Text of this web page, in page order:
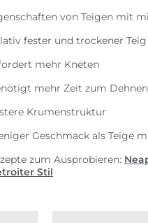
von Teigen mit
fester und trockener Teig
mehr Kneten
mehr Zeit zum
Krumenstruktur
Geschmack als Teige
zum Ausprobieren:
Stil